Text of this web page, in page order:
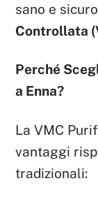
sano e
Controllata
Perché
a Enna?
La VMC
vantaggi
tradizionali: